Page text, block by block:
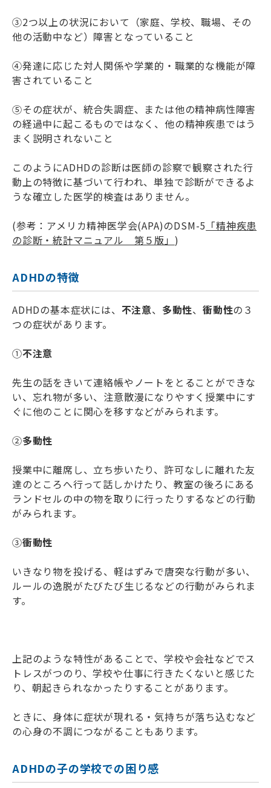
③2つ以上の状況において（家庭、学校、職場、その
他の活動中など）障害となっていること
④発達に応じた対人関係や学業的・職業的な機能が障
害されていること
⑤その症状が、統合失調症、または他の精神病性障害
の経過中に起こるものではなく、他の精神疾患ではう
まく説明されないこと
このようにADHDの診断は医師の診察で観察された行
動上の特徴に基づいて行われ、単独で診断ができるよ
うな確立した医学的検査はありません。
(参考：アメリカ精神医学会(APA)のDSM-5 「精神疾患
の診断・統計マニュアル 第５版」 )
ADHDの特徴
ADHDの基本症状には、 不注意、 多動性、衝動性の３
つの症状があります。
①不注意
先生の話をきいて連絡帳やノートをとることができな
い、忘れ物が多い、注意散漫になりやすく授業中にす
ぐに他のことに関心を移すなどがみられます。
②多動性
授業中に離席し、立ち歩いたり、許可なしに離れた友
達のところへ行って話しかけたり、教室の後ろにある
ランドセルの中の物を取りに行ったりするなどの行動
がみられます。
③衝動性
いきなり物を投げる、軽はずみで唐突な行動が多い、
ルールの逸脱がたびたび生じるなどの行動がみられま
す。
上記のような特性があることで、学校や会社などでス
トレスがつのり、学校や仕事に行きたくないと感じた
り、朝起きられなかったりすることがあります。
ときに、身体に症状が現れる・気持ちが落ち込むなど
の心身の不調につながることもあります。
ADHDの子の学校での困り感